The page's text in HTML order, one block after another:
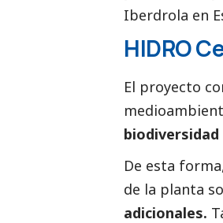
Iberdrola en
HIDRO
El proyecto
De esta
de la planta
adicionales.